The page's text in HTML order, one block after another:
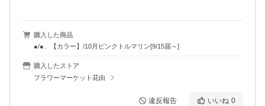
購入した商品
●/●、【カラー】/10月ピンクトルマリン[9/15届～]
購入したストア
フラワーマーケット花由
違反報告 いいね 0